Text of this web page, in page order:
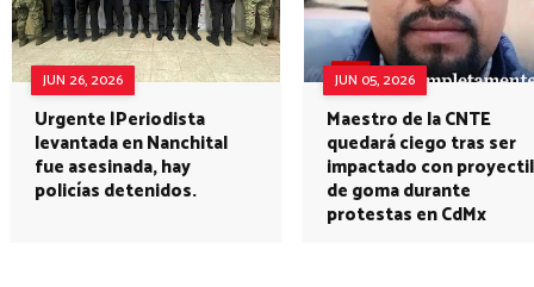
JUN 26, 2026
Urgente |Periodista
levantada en Nanchital
fue asesinada, hay
policías detenidos.
JUN 05, 2026
Maestro de la CNTE
quedará ciego tras ser
impactado con proyectil
de goma durante
protestas en CdMx